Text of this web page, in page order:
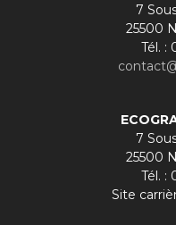
7
25500
Tél. :
7
25500
Tél. :
Site